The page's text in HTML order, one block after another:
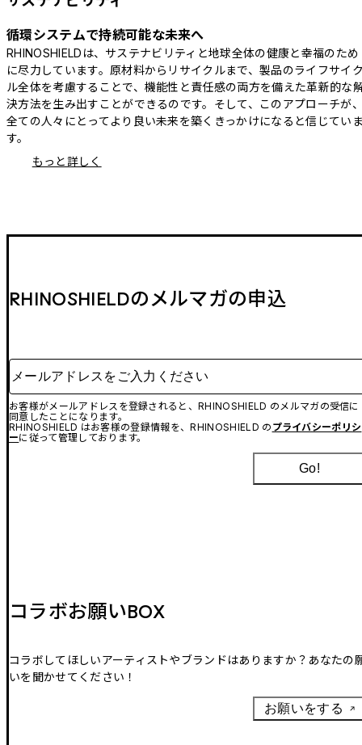
循環システムで持続可能な未来へ
RHINOSHIELDは、サステナビリティと地球全体の健康と幸福のため
に尽力しています。原材料からリサイクルまで、製品のライフサイ
ル全体を考慮することで、機能性と責任感の両方を備えた革新的な
決方法を生み出すことができるのです。そして、このアプローチが
全ての人々にとってより良い未来を築くきっかけになると信じてい
す。
もっと詳しく
RHINOSHIELDのメルマガの申込
メールアドレスをご入力ください
お客様がメールアドレスを登録されると、RHINOSHIELD のメルマガの受信に
同意したことになります。
RHINOSHIELD はお客様の登録情報を、RHINOSHIELD の プライバシーポリシ
ーに従って管理しております。
Go!
コラボお願いBOX
コラボしてほしいアーティストやブランドはありますか？あなたの
いを聞かせてください！
お願いをする